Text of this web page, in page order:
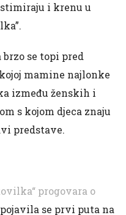
i krenu u
se topi pred
mamine najlonke
između ženskih i
s kojom djeca znaju
predstave.
progovara o
pojavila se prvi puta na